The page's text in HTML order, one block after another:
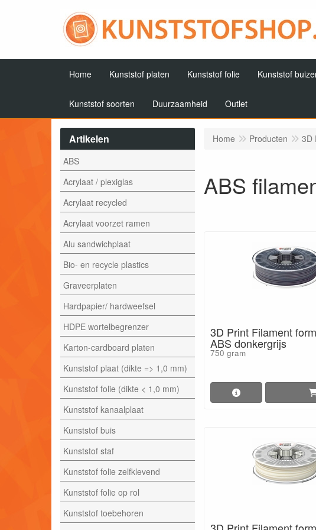
Home Kunststof platen Kunststof folie Kunststof
Kunststof soorten Duurzaamheid Outlet
Artikelen
ABS
Acrylaat / plexiglas
Acrylaat recycled
Acrylaat voorzet ramen
Alu sandwichplaat
Bio- en recycle plastics
Graveerplaten
Hardpapier/ hardweefsel
HDPE wortelbegrenzer
Karton-cardboard platen
Kunststof plaat (dikte => 1,0 mm)
Kunststof folie (dikte < 1,0 mm)
Kunststof kanaalplaat
Kunststof buis
Kunststof staf
Kunststof folie zelfklevend
Kunststof folie op rol
Kunststof toebehoren
Home Producten 3D
ABS
3D Print Filament
ABS donkergrijs
750 gram